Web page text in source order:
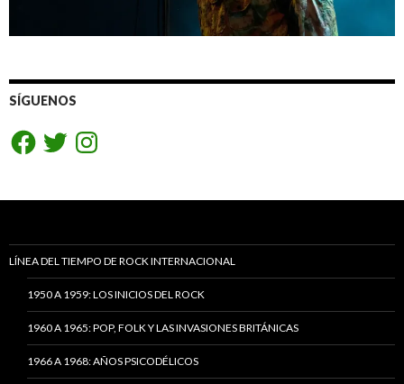
SÍGUENOS
FacebookTwitterInstagram
LÍNEA DEL TIEMPO DE ROCK INTERNACIONAL
1950 A 1959: LOS INICIOS DEL ROCK
1960 A 1965: POP, FOLK Y LAS INVASIONES BRITÁNICAS
1966 A 1968: AÑOS PSICODÉLICOS